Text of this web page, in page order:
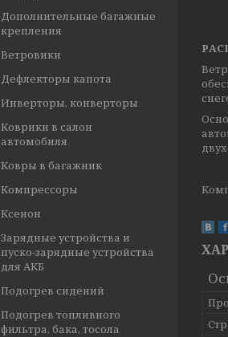
Дополнительные багажные
крепления
Ветровики
Дефлекторы капота
Инверторы, конверторы
Коврики в салон
автомобиля
Ковры в багажник
Компрессоры
Ксенон
Зарядные устройства и
пуско-зарядные устройства
для АКБ
Подогрев сидений
Подогрев топливного
фильтра, бака, тосола